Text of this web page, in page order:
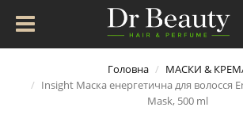
Головна
МАСКИ &
Insight Маска енергетична для волосся
Mask, 500 ml